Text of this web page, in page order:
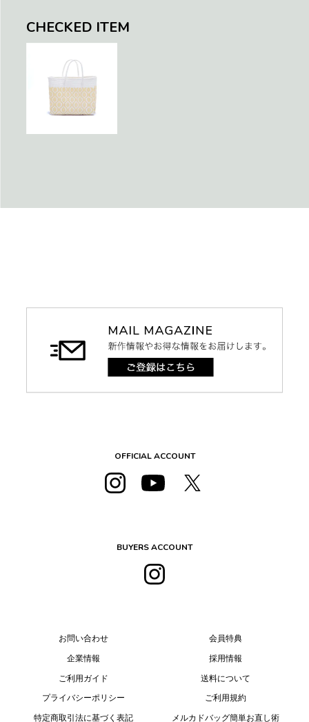
CHECKED ITEM
OFFICIAL ACCOUNT
BUYERS ACCOUNT
お問い合わせ
企業情報
ご利用ガイド
プライバシーポリシー
特定商取引法に基づく表記
会員特典
採用情報
送料について
ご利用規約
メルカドバッグ簡単お直し術